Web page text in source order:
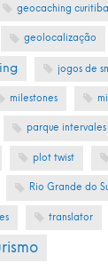
geocaching curitiba
geolocalização
jogos de
milestones
parque intervales
plot twist
Rio Grande do
translator